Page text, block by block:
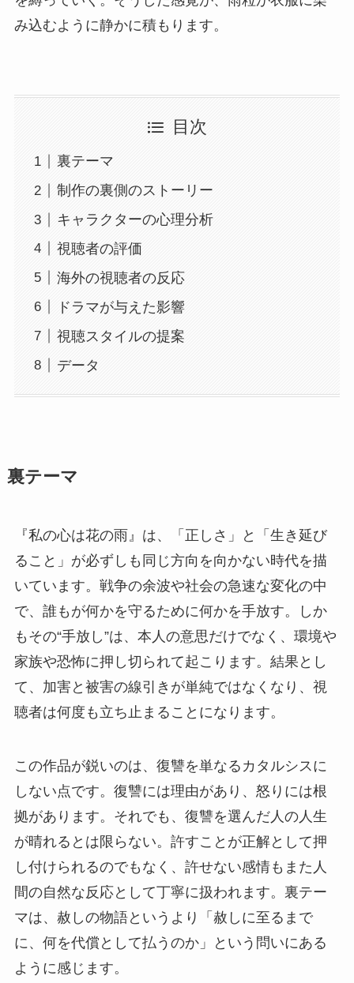
み込むように静かに積もります。
目次
裏テーマ
制作の裏側のストーリー
キャラクターの心理分析
視聴者の評価
海外の視聴者の反応
ドラマが与えた影響
視聴スタイルの提案
データ
裏テーマ
『私の心は花の雨』は、「正しさ」と「生き延び
ること」が必ずしも同じ方向を向かない時代を描
いています。戦争の余波や社会の急速な変化の中
で、誰もが何かを守るために何かを手放す。しか
もその“手放し”は、本人の意思だけでなく、環境や
家族や恐怖に押し切られて起こります。結果とし
て、加害と被害の線引きが単純ではなくなり、視
聴者は何度も立ち止まることになります。
この作品が鋭いのは、復讐を単なるカタルシスに
しない点です。復讐には理由があり、怒りには根
拠があります。それでも、復讐を選んだ人の人生
が晴れるとは限らない。許すことが正解として押
し付けられるのでもなく、許せない感情もまた人
間の自然な反応として丁寧に扱われます。裏テー
マは、赦しの物語というより「赦しに至るまで
に、何を代償として払うのか」という問いにある
ように感じます。